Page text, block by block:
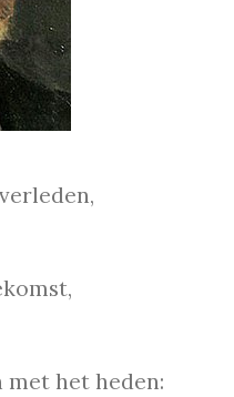
het verleden,
toekomst,
het heden: